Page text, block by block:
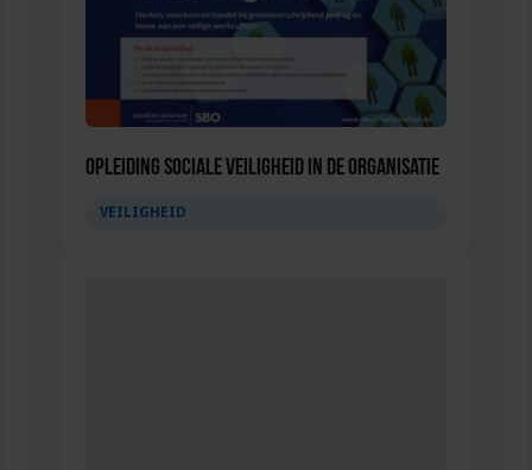
Opleiding Sociale Veiligheid in de Organisatie
VEILIGHEID